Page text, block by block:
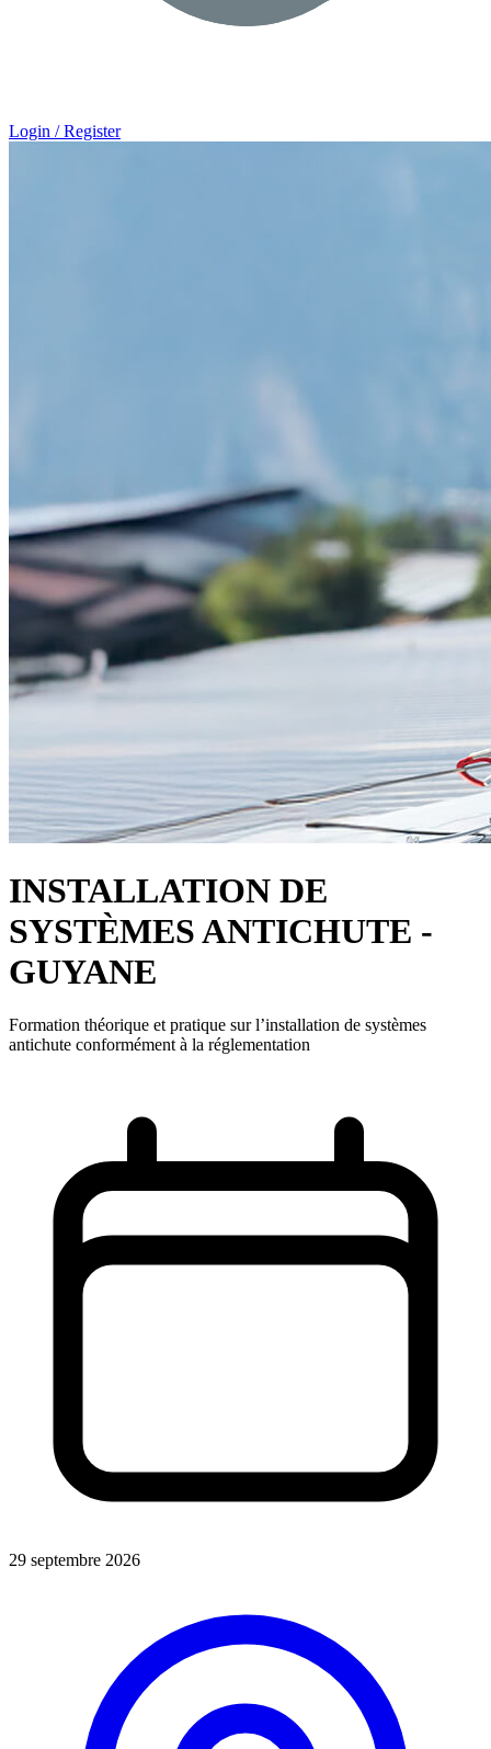
Login / Register
INSTALLATION DE
SYSTÈMES ANTICHUTE -
GUYANE
Formation théorique et pratique sur l’installation de systèmes
antichute conformément à la réglementation
29 septembre 2026